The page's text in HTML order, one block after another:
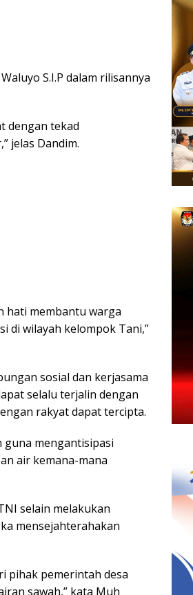
S.I.P dalam rilisannya
dengan tekad
jelas Dandim.
hati membantu warga
di wilayah kelompok Tani,”
sosial dan kerjasama
selalu terjalin dengan
rakyat dapat tercipta.
mengantisipasi
air kemana-mana
selain melakukan
mensejahterahakan
pihak pemerintah desa
sawah,” kata Muh